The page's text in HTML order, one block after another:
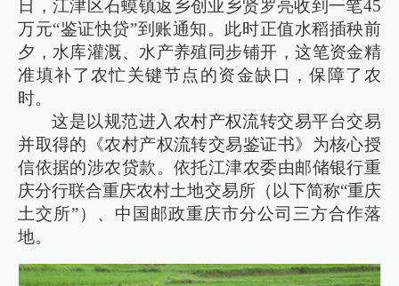
日，江津区石蟆镇返乡创业乡贤罗亮收到一笔45
万元“鉴证快贷”到账通知。此时正值水稻插秧前
夕，水库灌溉、水产养殖同步铺开，这笔资金精
准填补了农忙关键节点的资金缺口，保障了农
时。
这是以规范进入农村产权流转交易平台交易
并取得的《农村产权流转交易鉴证书》为核心授
信依据的涉农贷款。依托江津农委由邮储银行重
庆分行联合重庆农村土地交易所（以下简称“重庆
土交所”）、中国邮政重庆市分公司三方合作落
地。